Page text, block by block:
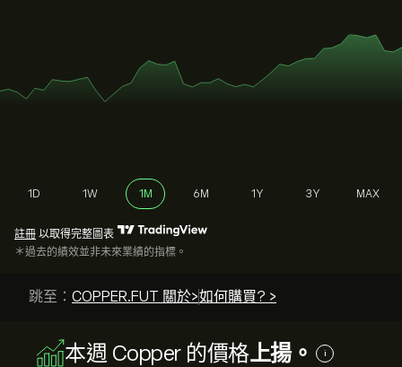
1D 1W 1M 6M 1Y 3Y MAX
註冊 以取得完整圖表
＊過去的績效並非未來業績的指標。
跳至： COPPER.FUT 關於>如何購買? >
本週 Copper 的價格上揚。 i